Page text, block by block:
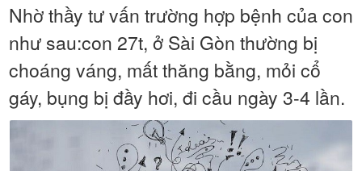
Nhờ thầy tư vấn trường hợp bệnh của con
như sau:con 27t, ở Sài Gòn thường bị
choáng váng, mất thăng bằng, mỏi cổ
gáy, bụng bị đầy hơi, đi cầu ngày 3-4 lần.